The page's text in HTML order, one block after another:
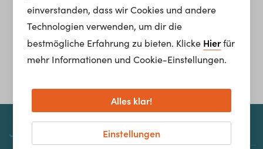
Homepage
einverstanden, dass wir Cookies und andere
Technologien verwenden, um dir die
bestmögliche Erfahrung zu bieten. Klicke Hierfür
mehr Informationen und Cookie-Einstellungen.
Einstellungen
Alles klar!